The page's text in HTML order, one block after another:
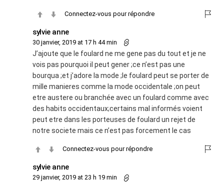
Connectez-vous pour répondre
sylvie anne
30 janvier, 2019 at 17 h 44 min
J’ajoute que le foulard ne me gene pas du tout et je ne
vois pas pourquoi il peut gener ;ce n’est pas une
bourqua ;et j’adore la mode ;le foulard peut se porter de
mille manieres comme la mode occidentale ;on peut
etre austere ou branchée avec un foulard comme avec
des habits occidentaux;certains mal informés voient
peut etre dans les porteuses de foulard un rejet de
notre societe mais ce n’est pas forcement le cas
Connectez-vous pour répondre
sylvie anne
29 janvier, 2019 at 23 h 19 min